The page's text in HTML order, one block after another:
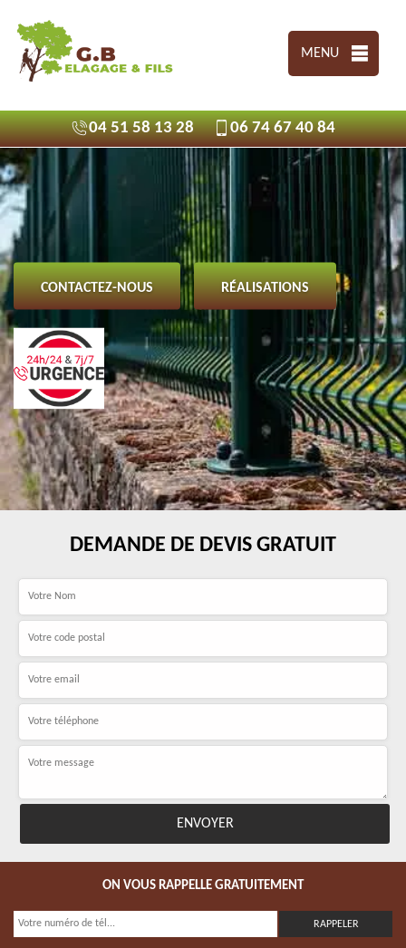
MENU
04 51 58 13 28 06 74 67 40 84
CONTACTEZ-NOUS RÉALISATIONS
DEMANDE DE DEVIS GRATUIT
ON VOUS RAPPELLE GRATUITEMENT